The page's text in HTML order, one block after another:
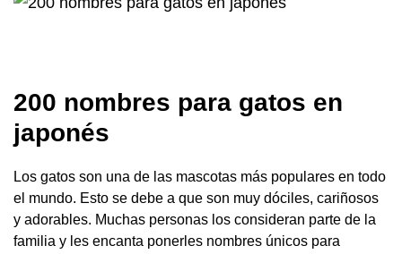
200 nombres para gatos en
japonés
Los gatos son una de las mascotas más populares en todo
el mundo. Esto se debe a que son muy dóciles, cariñosos
y adorables. Muchas personas los consideran parte de la
familia y les encanta ponerles nombres únicos para